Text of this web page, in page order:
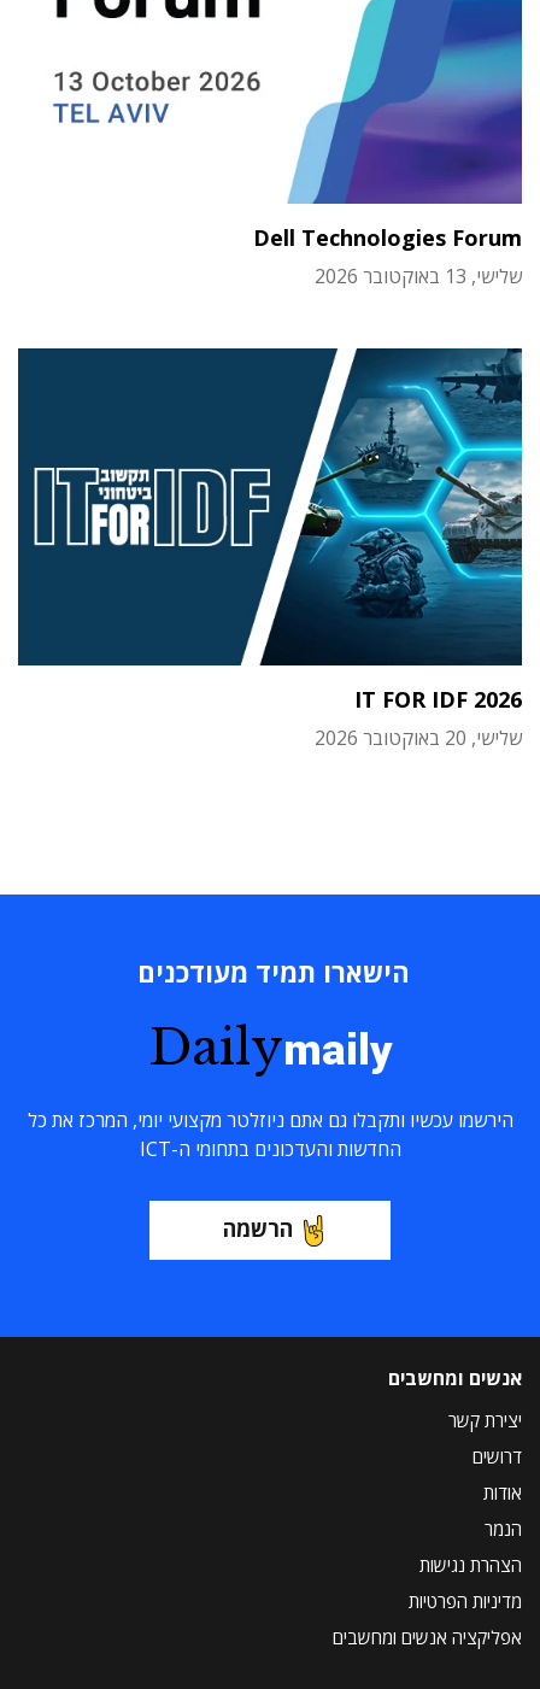
Dell Technologies Forum
שלישי, 13 באוקטובר 2026
IT FOR IDF 2026
שלישי, 20 באוקטובר 2026
הישארו תמיד מעודכנים
Dailymaily
הירשמו עכשיו ותקבלו גם אתם ניוזלטר מקצועי יומי, המרכז את כל
החדשות והעדכונים בתחומי ה-ICT
הרשמה
אנשים ומחשבים
יצירת קשר
דרושים
אודות
הנמר
הצהרת נגישות
מדיניות הפרטיות
אפליקציה אנשים ומחשבים